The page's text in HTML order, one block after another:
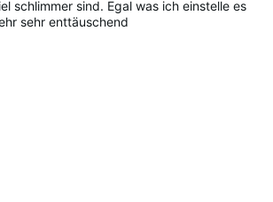
schlimmer sind. Egal was ich einstelle es
sehr enttäuschend